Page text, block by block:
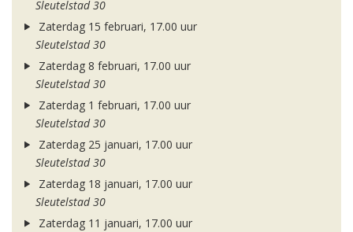
Sleutelstad 30
Zaterdag 15 februari, 17.00 uur
Sleutelstad 30
Zaterdag 8 februari, 17.00 uur
Sleutelstad 30
Zaterdag 1 februari, 17.00 uur
Sleutelstad 30
Zaterdag 25 januari, 17.00 uur
Sleutelstad 30
Zaterdag 18 januari, 17.00 uur
Sleutelstad 30
Zaterdag 11 januari, 17.00 uur